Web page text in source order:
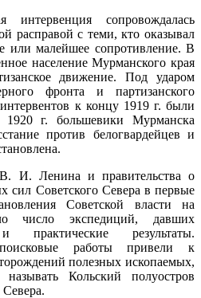
интервенция сопровождалась
расправой с теми, кто оказывал
или малейшее сопротивление. В
население Мурманского края
движение. Под ударом
фронта и партизанского
к концу 1919 г. были
1920 г. большевики Мурманска
против белогвардейцев и
В. И. Ленина и правительства о
сил Советского Севера в первые
Советской власти на
число экспедиций, давших
результаты.
работы привели к
полезных ископаемых,
Кольский полуостров